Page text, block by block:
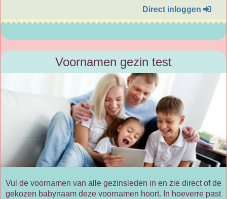
Direct inloggen
Voornamen gezin test
Vul de voornamen van alle gezinsleden in en zie direct of de
gekozen babynaam deze voornamen hoort. In hoeverre past